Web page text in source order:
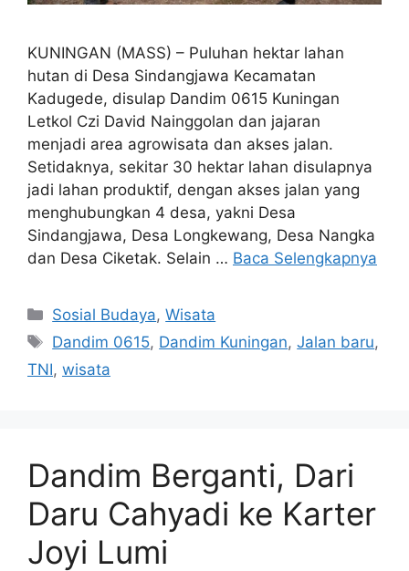
KUNINGAN (MASS) – Puluhan hektar lahan
hutan di Desa Sindangjawa Kecamatan
Kadugede, disulap Dandim 0615 Kuningan
Letkol Czi David Nainggolan dan jajaran
menjadi area agrowisata dan akses jalan.
Setidaknya, sekitar 30 hektar lahan disulapnya
jadi lahan produktif, dengan akses jalan yang
menghubungkan 4 desa, yakni Desa
Sindangjawa, Desa Longkewang, Desa Nangka
dan Desa Ciketak. Selain … Baca Selengkapnya
Kategori
Sosial Budaya,Wisata
Tag
Dandim 0615, Dandim Kuningan,Jalan baru,
TNI, wisata
Dandim Berganti, Dari
Daru Cahyadi ke Karter
Joyi Lumi